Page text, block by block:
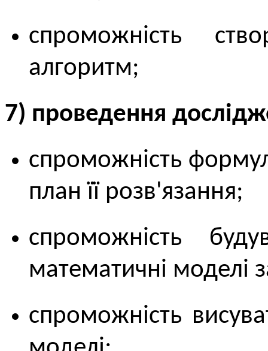
спроможність
алгоритм;
7) проведення
спроможність
план її розв'язання;
спроможність
математичні моделі
спроможність